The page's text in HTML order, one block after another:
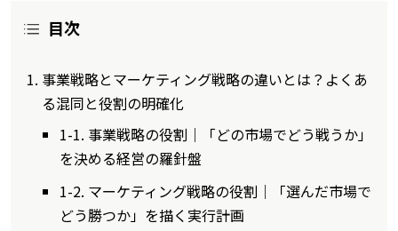
目次
事業戦略とマーケティング戦略の違いとは？よくあ
る混同と役割の明確化
1-1. 事業戦略の役割｜「どの市場でどう戦うか」
を決める経営の羅針盤
1-2. マーケティング戦略の役割｜「選んだ市場で
どう勝つか」を描く実行計画